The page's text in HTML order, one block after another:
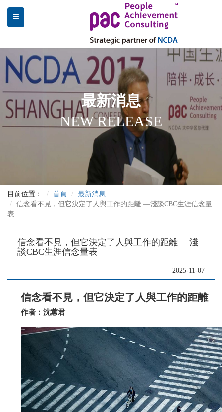
最新消息
NEW RELEASE
目前位置： 首頁
最新消息
信念看不見，但它決定了人與工作的距離 —淺談CBC生涯信念量
表
信念看不見，但它決定了人與工作的距離 —淺
談CBC生涯信念量表
2025-11-07
信念看不見，但它決定了人與工作的距離
作者：沈蕙君